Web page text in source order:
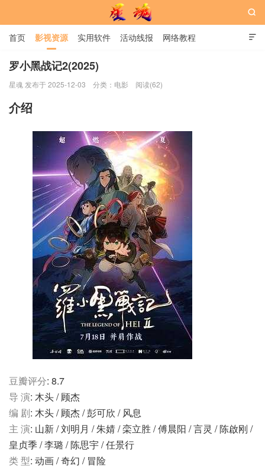

首页 影视资源 实用软件 活动线报 网络教程
用户中心 书籍 娱乐

罗小黑战记2(2025)
星魂 发布于 2025-12-03 分类： 电影 阅读(62)
介绍
豆瓣评分: 8.7
导 演: 木头 / 顾杰
编 剧: 木头 / 顾杰 / 彭可欣 / 风息
主 演: 山新 / 刘明月 / 朱婧 / 栾立胜 / 傅晨阳 / 言灵 / 陈啟刚 /
皇贞季 / 李璐 / 陈思宇 / 任景行
类 型: 动画 / 奇幻 / 冒险